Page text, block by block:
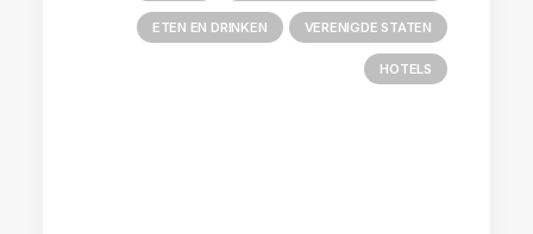
ETEN EN DRINKEN VERENIGDE STATEN
HOTELS